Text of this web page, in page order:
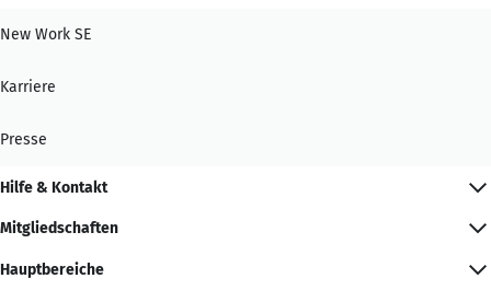
New Work SE
Karriere
Presse
Hilfe & Kontakt
Mitgliedschaften
Hauptbereiche